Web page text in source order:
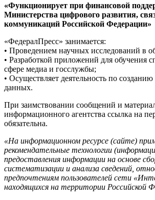
«Функционирует при финансовой
Министерства цифрового развития,
коммуникаций Российской Федерации»
«ФедералПресс» занимается:
• Проведением научных исследований в
• Разработкой приложений для обучения
сфере медиа и госслужбы;
• Осуществляет деятельность по
данных.
При заимствовании сообщений и
информационного агентства ссылка на
обязательна.
«На информационном ресурсе (сайте)
рекомендательные технологии
предоставления информации на основе
систематизации и анализа сведений,
предпочтениям пользователей сети
находящихся на территории Российской